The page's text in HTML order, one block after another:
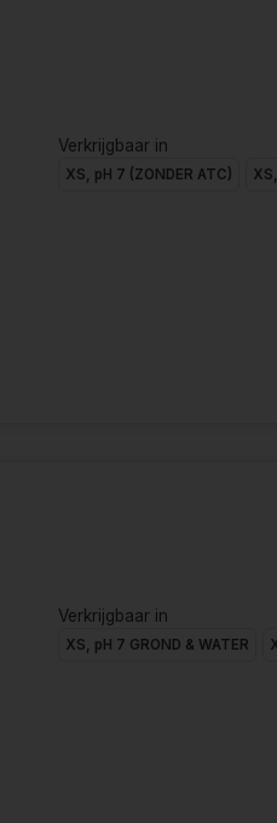
Verkrijgbaar in
XS, pH 7 (ZONDER ATC)
Verkrijgbaar in
XS, pH 7 GROND & WATER